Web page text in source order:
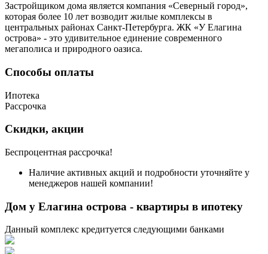
Застройщиком дома является компания «Северный город»,
которая более 10 лет возводит жилые комплексы в
центральных районах Санкт-Петербурга. ЖК «У Елагина
острова» - это удивительное единение современного
мегаполиса и природного оазиса.
Способы оплаты
Ипотека
Рассрочка
Скидки, акции
Беспроцентная рассрочка!
Наличие активных акций и подробности уточняйте у
менеджеров нашей компании!
Дом у Елагина острова - квартиры в ипотеку
Данный комплекс кредитуется следующими банками